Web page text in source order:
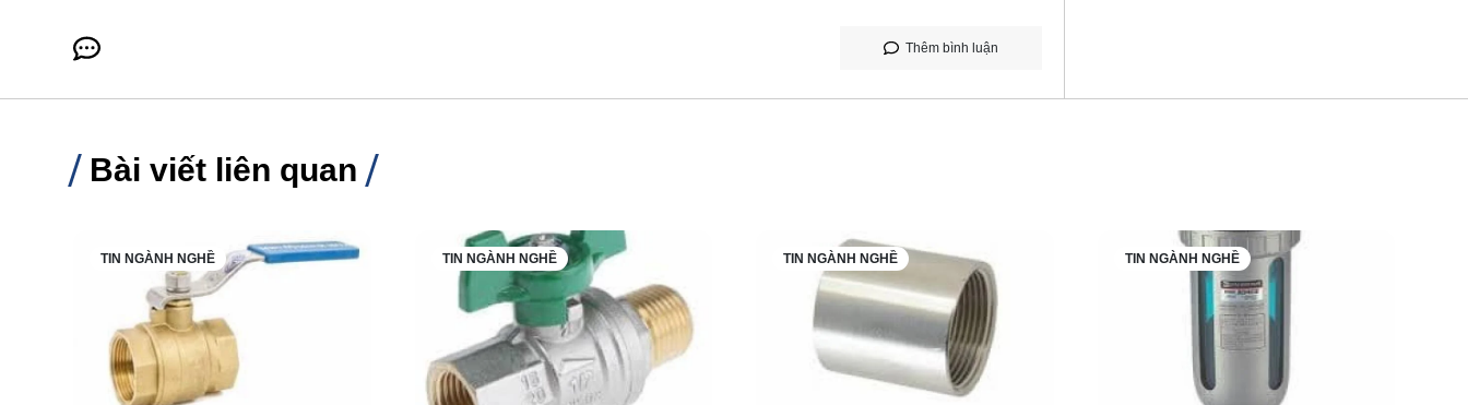
Thêm bình luận
Bài viết liên quan
TIN NGÀNH NGHỀ TIN NGÀNH NGHỀ TIN NGÀNH NGHỀ TIN NGÀNH NGHỀ